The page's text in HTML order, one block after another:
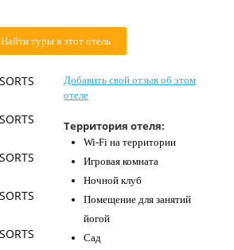
Найти туры в этот отель
Добавить свой отзыв об этом
отеле
Территория отеля:
Wi-Fi на территории
Игровая комната
Ночной клуб
Помещение для занятий
йогой
Сад